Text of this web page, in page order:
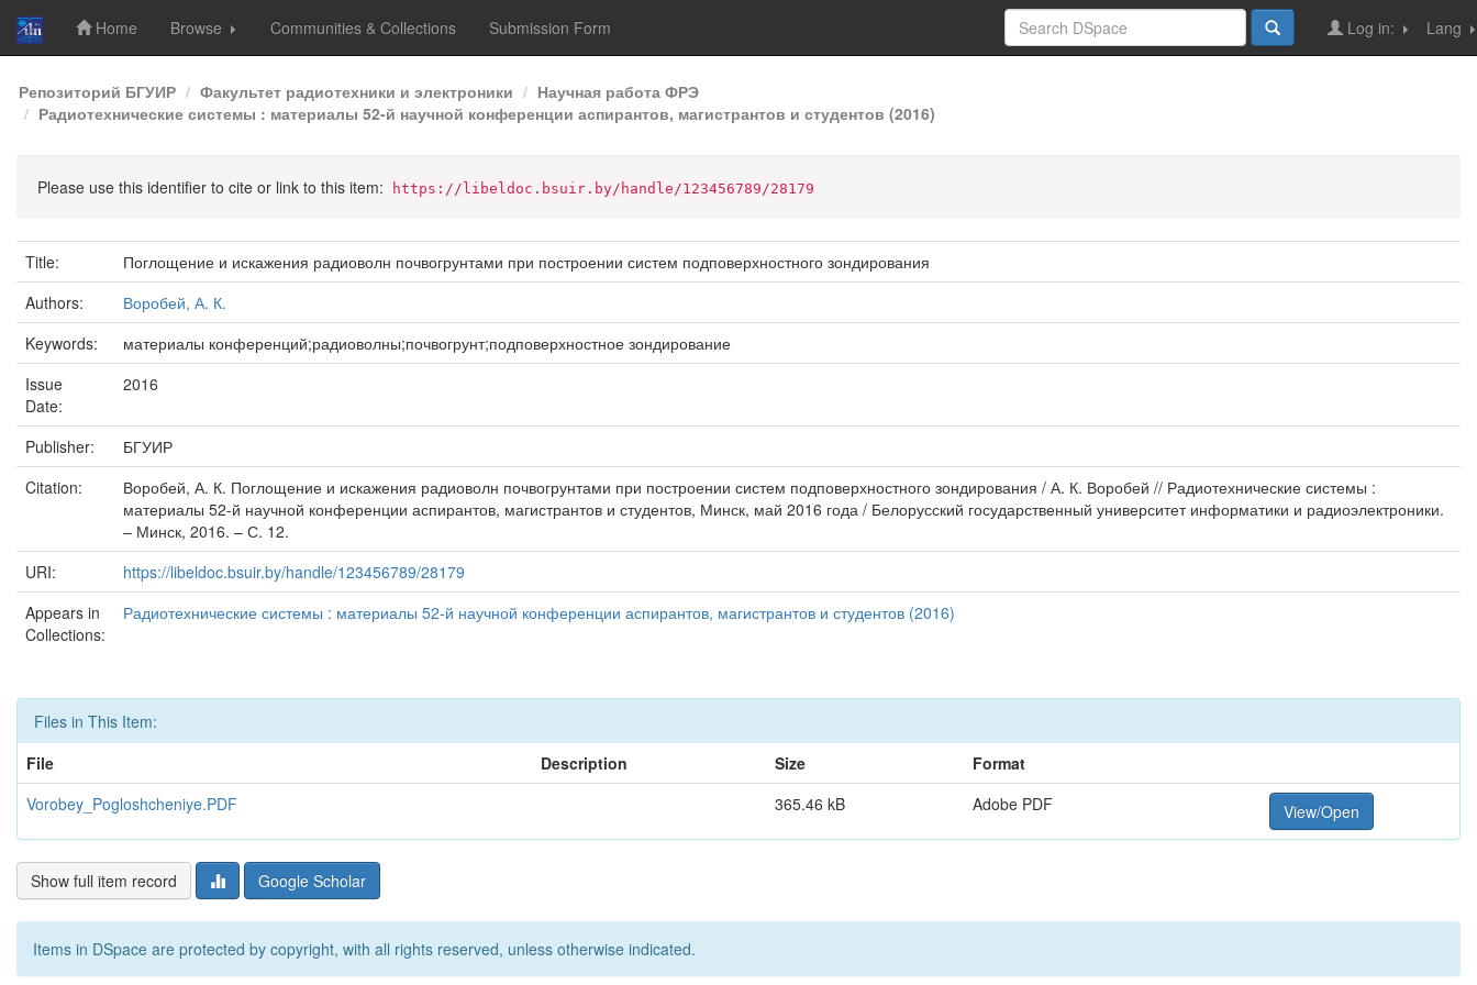
Skip
navigation
Home Browse Communities & Collections Submission Form Lang
Log in:
Репозиторий БГУИР Факультет радиотехники и электроники
Научная работа ФРЭ
Радиотехнические системы : материалы 52-й научной конференции аспирантов, магистрантов и студентов (2016)
Please use this identifier to cite or link to this item: https://libeldoc.bsuir.by/handle/123456789/28179
Title:
Поглощение и искажения радиоволн почвогрунтами при построении систем подповерхностного зондирования
Authors:
Воробей, А. К.
Keywords:
материалы конференций;радиоволны;почвогрунт;подповерхностное зондирование
Issue
Date:
2016
Publisher:
БГУИР
Citation:
Воробей, А. К. Поглощение и искажения радиоволн почвогрунтами при построении систем подповерхностного зондирования / А. К. Воробей // Радиотехнические системы :
материалы 52-й научной конференции аспирантов, магистрантов и студентов, Минск, май 2016 года / Белорусский государственный университет информатики и радиоэлектроники.
– Минск, 2016. – С. 12.
URI:
https://libeldoc.bsuir.by/handle/123456789/28179
Appears in
Collections:
Радиотехнические системы : материалы 52-й научной конференции аспирантов, магистрантов и студентов (2016)
Files in This Item:
File
Description Size
Format
Vorobey_Pogloshcheniye.PDF
365.46 kB Adobe PDF View/Open
Show full item record Google Scholar
Items in DSpace are protected by copyright, with all rights reserved, unless otherwise indicated.